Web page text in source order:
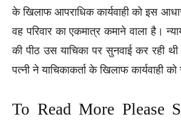
के खिलाफ आपराधिक कार्यवाही को इस
वह परिवार का एकमात्र कमाने वाला है।
की पीठ उस याचिका पर सुनवाई कर रही थी
पत्नी ने याचिकाकर्ता के खिलाफ कार्यवाही को
To Read More Please